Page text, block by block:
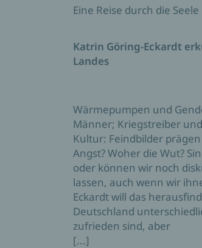
Eine Reise durch die
Katrin Göring-Eckardt
Landes
Wärmepumpen und
Männer; Kriegstreiber
Kultur: Feindbilder
Angst? Woher die Wut?
oder können wir noch
lassen, auch wenn wir
Eckardt will das
Deutschland
zufrieden sind, aber
[...]